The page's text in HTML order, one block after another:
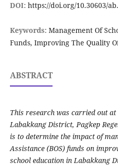
DOI: https://doi.org/10.30603/
Keywords: Management Of
Funds, Improving The Quality
ABSTRACT
This research was carried out at
Labakkang District, Pagkep
is to determine the impact of
Assistance (BOS) funds on
school education in Labakkang